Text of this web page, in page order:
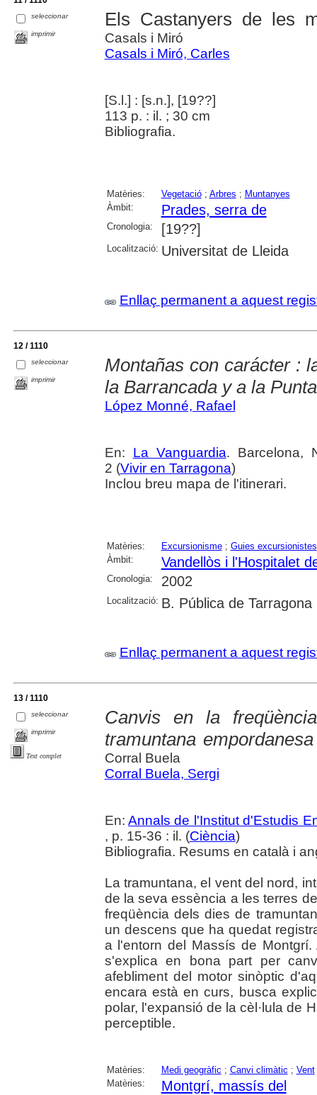
seleccionar
imprimir
Els Castanyers de les
Casals i Miró
Casals i Miró, Carles
[S.l.] : [s.n.], [19??]
113 p. : il. ; 30 cm
Bibliografia.
Matèries: Vegetació; Arbres ; Muntanyes
Àmbit:
Prades, serra de
Cronologia: [19??]
Localització: Universitat de Lleida
Enllaç permanent a aquest
12 / 1110
seleccionar
imprimir
Montañas con carácter :
la Barrancada y a la
López Monné, Rafael
En: La Vanguardia. Barcelona,
2 (Vivir en Tarragona)
Inclou breu mapa de l'itinerari.
Matèries: Excursionisme; Guies excursionistes
Àmbit:
Vandellòs i l'Hospitalet
Cronologia: 2002
Localització: B. Pública de Tarragona
Enllaç permanent a aquest
13 / 1110
seleccionar
imprimir
Text complet
Canvis en la
tramuntana
Corral Buela
Corral Buela, Sergi
En:Annals de l'Institut d'Estudis
, p. 15-36 : il. (Ciència)
Bibliografia. Resums en català i
La tramuntana, el vent del nord,
de la seva essència a les terres
freqüència dels dies de
un descens que ha quedat
a l'entorn del Massís de
s'explica en bona part per
afebliment del motor sinòptic
encara està en curs, busca
polar, l'expansió de la cèl·lula de
perceptible.
Matèries: Medi geogràfic ; Canvi climàtic ; Vent
Matèries:
Montgrí, massís del